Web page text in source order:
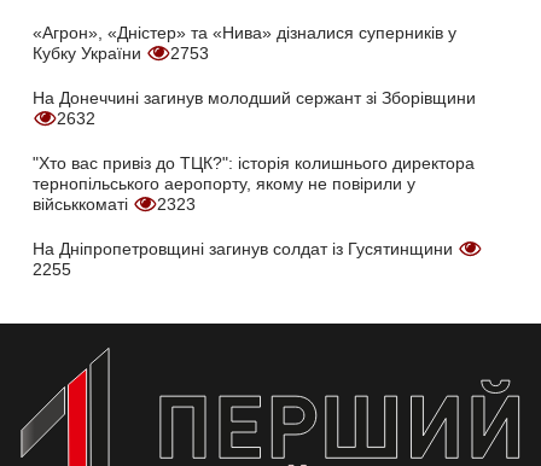
«Агрон», «Дністер» та «Нива» дізналися суперників у
Кубку України
2753
На Донеччині загинув молодший сержант зі Зборівщини
2632
"Хто вас привіз до ТЦК?": історія колишнього директора
тернопільського аеропорту, якому не повірили у
військкоматі
2323
На Дніпропетровщині загинув солдат із Гусятинщини
2255